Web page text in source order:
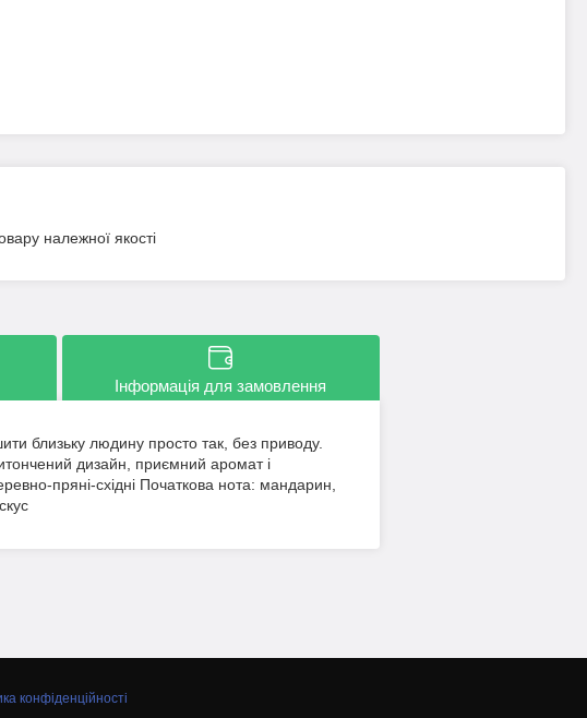
належної якості
Інформація для замовлення
близьку людину просто так, без приводу.
дизайн, приємний аромат і
пряні-східні Початкова нота: мандарин,
конфіденційності